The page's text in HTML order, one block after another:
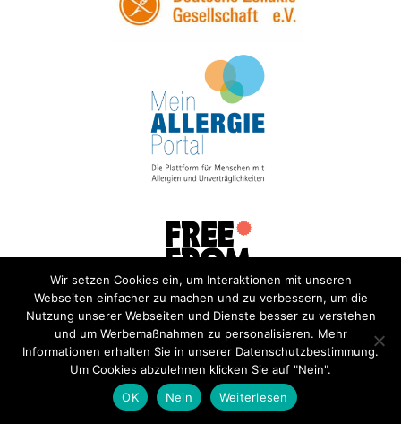
Wir setzen Cookies ein, um Interaktionen mit unseren
Webseiten einfacher zu machen und zu verbessern, um die
Nutzung unserer Webseiten und Dienste besser zu verstehen
und um Werbemaßnahmen zu personalisieren. Mehr
Informationen erhalten Sie in unserer Datenschutzbestimmung.
Um Cookies abzulehnen klicken Sie auf "Nein".
OK
Nein Weiterlesen